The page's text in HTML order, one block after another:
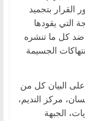
القرار بتجميد
التي يقودها
ضد كل ما تنشره
الجسيمة
البيان كل من
مركز النديم،
الجبهة